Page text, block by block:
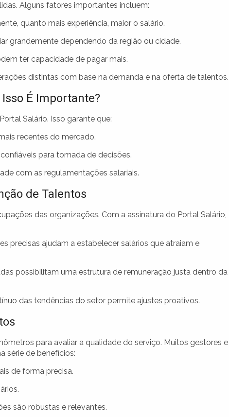
Alguns fatores importantes incluem:
quanto mais experiência, maior o salário.
grandemente dependendo da região ou cidade.
ter capacidade de pagar mais.
distintas com base na demanda e na oferta de talentos.
É Importante?
Salário. Isso garante que:
recentes do mercado.
para tomada de decisões.
com as regulamentações salariais.
de Talentos
das organizações. Com a assinatura do Portal Salário,
precisas ajudam a estabelecer salários que atraiam e
possibilitam uma estrutura de remuneração justa dentro da
das tendências do setor permite ajustes proativos.
para avaliar a qualidade do serviço. Muitos gestores e
série de benefícios:
de forma precisa.
são robustas e relevantes.